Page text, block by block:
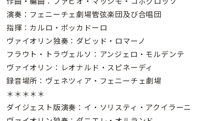
演奏：フェニーチェ劇場管弦楽団及び合唱団
指揮：カルロ・ボッカドーロ
ヴァイオリン独奏：ダビッド・ロマーノ
フラウト・トラヴェルソ：アンジェロ・モルデンテ
ヴァイオリン：レオナルド・スピネーディ
録音場所：ヴェネツィア・フェニーチェ劇場
＊＊＊＊＊
ダイジェスト版演奏：イ・ソリスティ・アクイラーニ